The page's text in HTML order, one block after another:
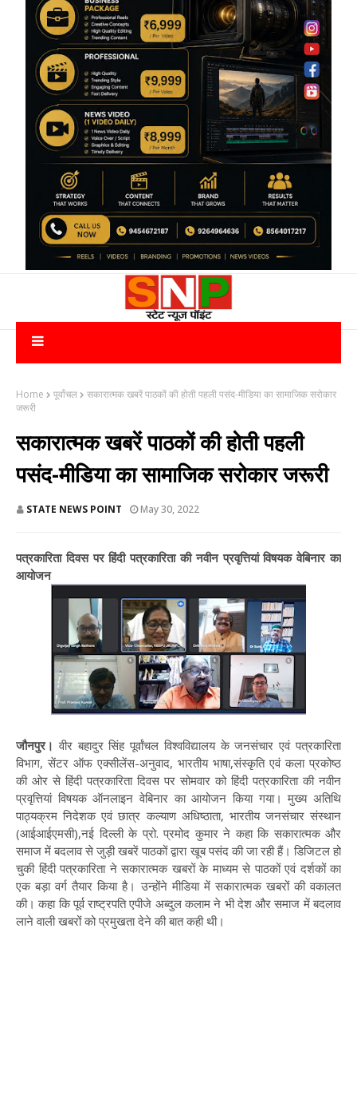
Home पूर्वांचल
सकारात्मक खबरें पाठकों की होती पहली पसंद-मीडिया का सामाजिक सरोकार
जरूरी
सकारात्मक खबरें पाठकों की होती पहली
पसंद-मीडिया का सामाजिक सरोकार जरूरी
STATE NEWS POINT May 30, 2022
पत्रकारिता दिवस पर हिंदी पत्रकारिता की नवीन प्रवृत्तियां विषयक वेबिनार का
आयोजन
जौनपुर। वीर बहादुर सिंह पूर्वांचल विश्वविद्यालय के जनसंचार एवं पत्रकारिता
विभाग, सेंटर ऑफ एक्सीलेंस-अनुवाद, भारतीय भाषा,संस्कृति एवं कला प्रकोष्ठ
की ओर से हिंदी पत्रकारिता दिवस पर सोमवार को हिंदी पत्रकारिता की नवीन
प्रवृत्तियां विषयक ऑनलाइन वेबिनार का आयोजन किया गया। मुख्य अतिथि
पाठ्यक्रम निदेशक एवं छात्र कल्याण अधिष्ठाता, भारतीय जनसंचार संस्थान
(आईआईएमसी),नई दिल्ली के प्रो. प्रमोद कुमार ने कहा कि सकारात्मक और
समाज में बदलाव से जुड़ी खबरें पाठकों द्वारा खूब पसंद की जा रही हैं। डिजिटल हो
चुकी हिंदी पत्रकारिता ने सकारात्मक खबरों के माध्यम से पाठकों एवं दर्शकों का
एक बड़ा वर्ग तैयार किया है। उन्होंने मीडिया में सकारात्मक खबरों की वकालत
की। कहा कि पूर्व राष्ट्रपति एपीजे अब्दुल कलाम ने भी देश और समाज में बदलाव
लाने वाली खबरों को प्रमुखता देने की बात कही थी।